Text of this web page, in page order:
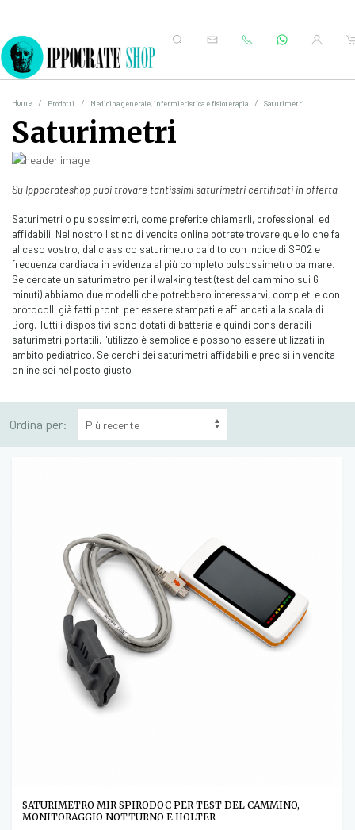
Home Prodotti Medicina generale, infermieristica e fisioterapia Saturimetri
Saturimetri
Su Ippocrateshop puoi trovare tantissimi saturimetri certificati in offerta
Saturimetri o pulsossimetri, come preferite chiamarli, professionali ed
affidabili. Nel nostro listino di vendita online potrete trovare quello che fa
al caso vostro, dal classico saturimetro da dito con indice di SPO2 e
frequenza cardiaca in evidenza al più completo pulsossimetro palmare.
Se cercate un saturimetro per il walking test (test del cammino sui 6
minuti) abbiamo due modelli che potrebbero interessarvi, completi e con
protocolli già fatti pronti per essere stampati e affiancati alla scala di
Borg. Tutti i dispositivi sono dotati di batteria e quindi considerabili
saturimetri portatili, l'utilizzo è semplice e possono essere utilizzati in
ambito pediatrico. Se cerchi dei saturimetri affidabili e precisi in vendita
online sei nel posto giusto
Ordina per:
SATURIMETRO MIR SPIRODOC PER TEST DEL CAMMINO,
MONITORAGGIO NOTTURNO E HOLTER